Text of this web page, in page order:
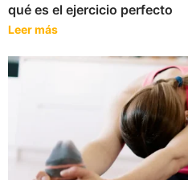
qué es el ejercicio perfecto
Leer más